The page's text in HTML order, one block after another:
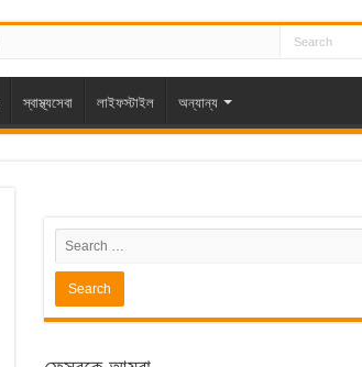
স্বাস্থ্যসেবা লাইফস্টাইল অন্যান্য